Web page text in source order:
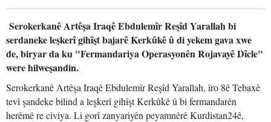
Serokerkanê Artêşa Iraqê Ebdulemîr Reşîd Yarallah bi
serdaneke leşkerî gihîşt bajarê Kerkûkê û di yekem gava xwe
de, biryar da ku "Fermandariya Operasyonên Rojavayê Dîcle"
were hilweşandin.
Serokerkanê Artêşa Iraqê Ebdulemîr Reşîd Yarallah, îro 8ê Tebaxê
tevî şandeke bilind a leşkerî gihîşt Kerkûkê û bi fermandarên
herêmê re civiya. Li gorî zanyariyên peyamnêrê Kurdistan24ê,